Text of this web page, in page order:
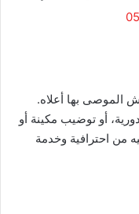
الموصى بها أعلاه.
أو توضيب مكينة أو
من احترافية وخدمة